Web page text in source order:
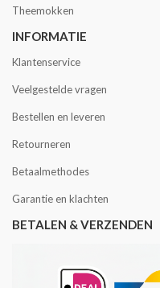
Theemokken
INFORMATIE
Klantenservice
Veelgestelde vragen
Bestellen en leveren
Retourneren
Betaalmethodes
Garantie en klachten
BETALEN & VERZENDEN